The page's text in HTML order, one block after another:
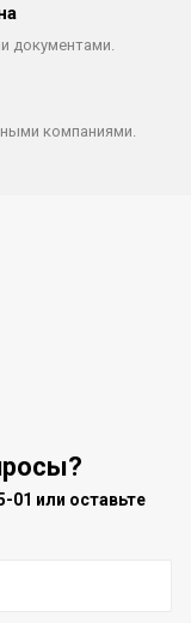
документами.
компаниями.
01 или оставьте